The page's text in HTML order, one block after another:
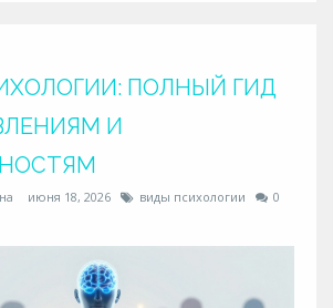
ПОЛНЫЙ ГИД
И
июня 18, 2026 виды психологии
0